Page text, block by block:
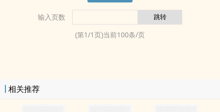
输入页数
(第1/1页)当前100条/页
相关推荐